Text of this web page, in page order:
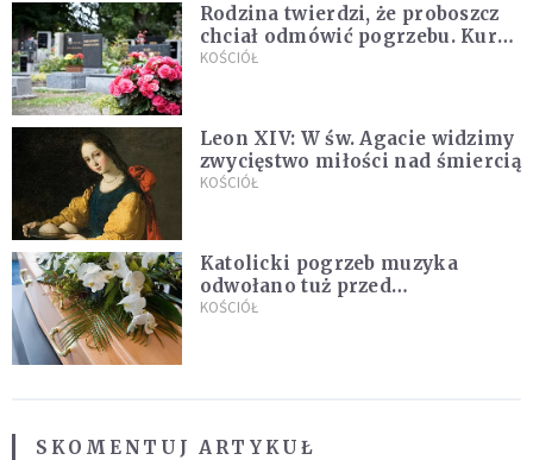
Rodzina twierdzi, że proboszcz
chciał odmówić pogrzebu. Kuria
zapowiada wyjaśnienia
KOŚCIÓŁ
Leon XIV: W św. Agacie widzimy
zwycięstwo miłości nad śmiercią
KOŚCIÓŁ
Katolicki pogrzeb muzyka
odwołano tuż przed
uroczystością. Powodem była
KOŚCIÓŁ
SKOMENTUJ ARTYKUŁ